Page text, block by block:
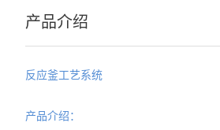
产品介绍
反应釜工艺系统
产品介绍：